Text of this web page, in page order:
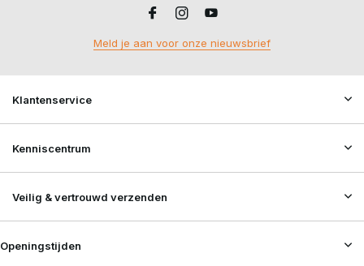
Meld je aan voor onze nieuwsbrief
Klantenservice
Kenniscentrum
Veilig & vertrouwd verzenden
Openingstijden